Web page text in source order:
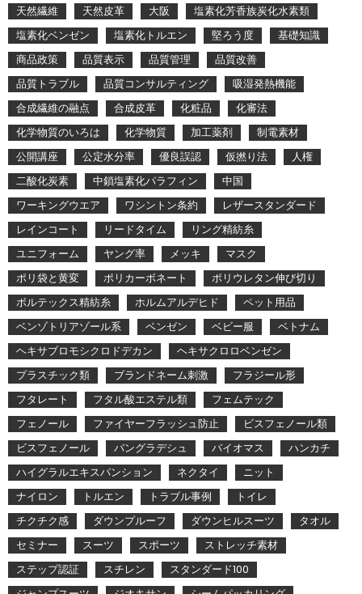
天然繊維
天然皮革 大阪
塩素化芳香族炭化水素類
塩素化ベンゼン
塩素化トルエン 堅ろう度
基礎知識
商品政策
品質表示 品質管理
品質改善
品質トラブル
品質コンサルティング
吸湿発熱機能
合成繊維の融点
合成皮革 化粧品
化審法
化学物質のいろは
化学物質 加工薬剤
制電素材
公開講座
公定水分率 優良誤認 仮撚り法
人権
二酸化炭素
中鎖塩素化パラフィン
中国
ワーキングウエア
ワシントン条約
レザースタンダード
レインコート
リードタイム
リング精紡糸
ユニフォーム
ヤング率 メッキ
マスク
ポリ袋と黄変
ポリカーボネート
ポリウレタン伸び切り
ボルテックス精紡糸
ホルムアルデヒド
ペット用品
ベンゾトリアゾール系
ベンゼン ベビー服
ベトナム
ヘキサブロモシクロドデカン
ヘキサクロロベンゼン
プラスチック類
ブランドネーム刺激
フラジール形
フタレート
フタル酸エステル類
フェムテック
フェノール
ファイヤーフラッシュ防止
ビスフェノール類
ビスフェノール
バングラデシュ バイオマス
ハンカチ
ハイグラルエキスパンション
ネクタイ
ニット
ナイロン
トルエン トラブル事例
トイレ
チクチク感
ダウンプルーフ ダウンヒルスーツ
タオル
セミナー
スーツ スポーツ
ストレッチ素材
ステップ認証
スチレン
スタンダード100